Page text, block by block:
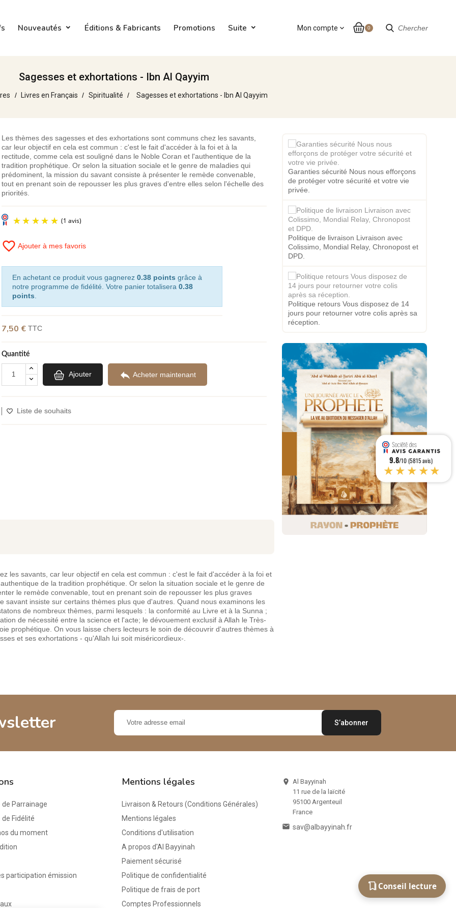
Chercher
Nouveautés Éditions & Fabricants Promotions Suite 0
Mon compte expand_more
Sagesses et exhortations - Ibn Al Qayyim
Livres en Français Spiritualité Sagesses et exhortations - Ibn Al Qayyim
Les thèmes des sagesses et des exhortations sont communs chez les savants,
car leur objectif en cela est commun : c'est le fait d'accéder à la foi et à la
rectitude, comme cela est souligné dans le Noble Coran et l'authentique de la
tradition prophétique. Or selon la situation sociale et le genre de maladies qui
prédominent, la mission du savant consiste à présenter le remède convenable,
tout en prenant soin de repousser les plus graves d'entre elles selon l'échelle des
priorités.
favorite_border Ajouter à mes favoris
En achetant ce produit vous gagnerez 0.38 points grâce à
notre programme de fidélité. Votre panier totalisera 0.38
points
7,50 €TTC
Quantité
Ajouter  Acheter maintenant
Liste de souhaits
les savants, car leur objectif en cela est commun : c'est le fait d'accéder à la foi et
de la tradition prophétique. Or selon la situation sociale et le genre de
le remède convenable, tout en prenant soin de repousser les plus graves
insiste sur certains thèmes plus que d'autres. Quand nous examinons les
de nombreux thèmes, parmi lesquels : la conformité au Livre et à la Sunna ;
de nécessité entre la science et l'acte; le dévouement exclusif à Allah le Très-
prophétique. On vous laisse chers lecteurs le soin de découvrir d'autres thèmes à
et ses exhortations - qu'Allah lui soit miséricordieux-.
Garanties sécurité Nous nous efforçons
de protéger votre sécurité et votre vie
privée.
Politique de livraison Livraison avec
Colissimo, Mondial Relay, Chronopost et
DPD.
Politique retours Vous disposez de 14
jours pour retourner votre colis après sa
réception.
Parrainage
Fidélité
du moment
participation émission
Mentions légales
Livraison & Retours (Conditions Générales)
Mentions légales
Conditions d'utilisation
A propos d'Al Bayyinah
Paiement sécurisé
Politique de confidentialité
Politique de frais de port
Comptes Professionnels
 Al Bayyinah
11 rue de la laïcité
95100 Argenteuil
France
 sav@albayyinah.fr
Conseil lecture
9.8/10 (5815 avis)
★★★★★